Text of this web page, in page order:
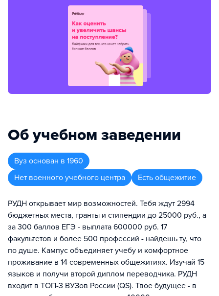
Об учебном заведении
Вуз основан в 1960
Нет военного учебного центра
Есть общежитие
РУДН открывает мир возможностей. Тебя ждут 2994
бюджетных места, гранты и стипендии до 25000 руб., а
за 300 баллов ЕГЭ - выплата 600000 руб. 17
факультетов и более 500 профессий - найдешь ту, что
по душе. Кампус объединяет учебу и комфортное
проживание в 14 современных общежитиях. Изучай 15
языков и получи второй диплом переводчика. РУДН
входит в ТОП-3 ВУЗов России (QS). Твое будущее - в